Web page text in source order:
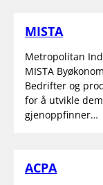
MISTA
Metropolitan
MISTA
Bedrifter og
for å utvikle
gjenoppfinner…
ACPA